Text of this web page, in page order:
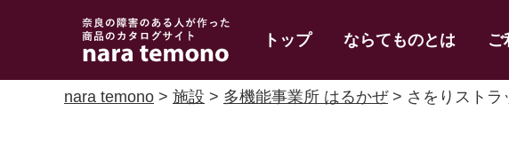
奈良で障害のある人
の手作り商品 nara
temono
トップ ならてものとは ご
nara temono > 施設 > 多機能事業所 はるかぜ> さをりストラ